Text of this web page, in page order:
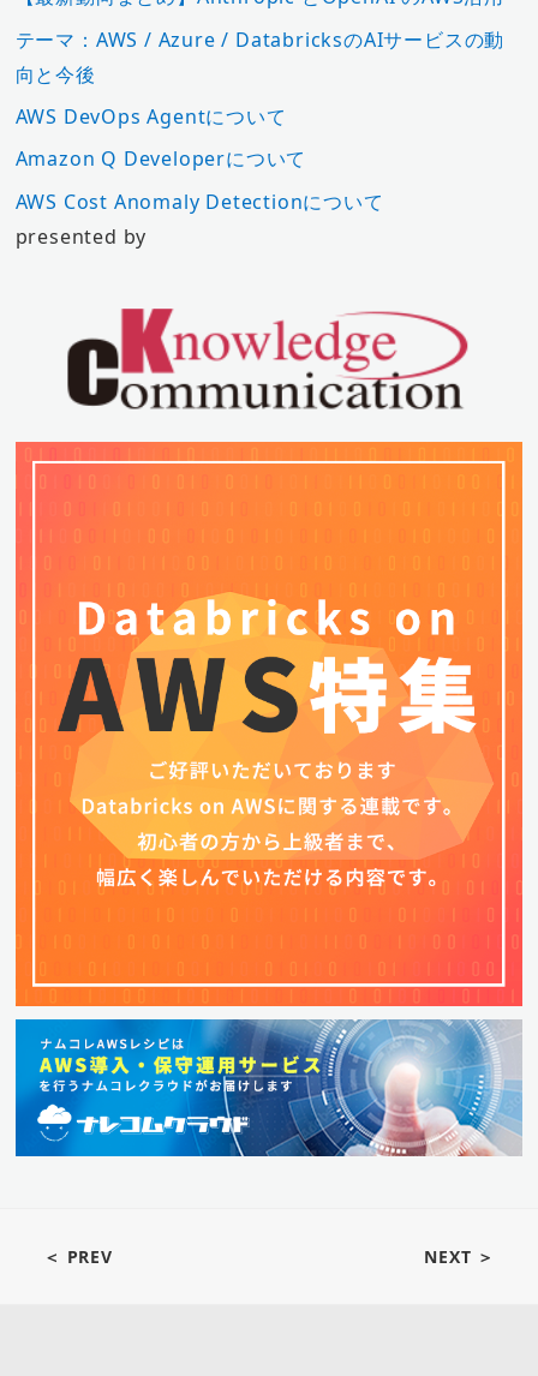
テーマ：AWS / Azure / DatabricksのAIサービスの動
向と今後
AWS DevOps Agentについて
Amazon Q Developerについて
AWS Cost Anomaly Detectionについて
presented by
＜ PREV NEXT ＞